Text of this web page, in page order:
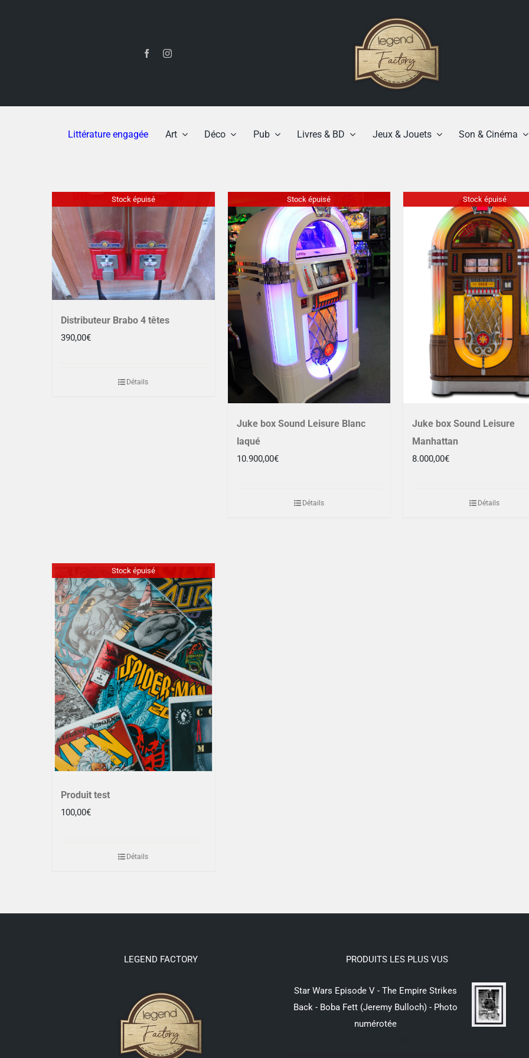
Littérature engagée Art Déco Pub Livres & BD Jeux & Jouets Son & Cinéma
Stock épuisé
Distributeur Brabo 4 têtes
390,00€
Détails
Stock épuisé
Juke box Sound Leisure Blanc
laqué
10.900,00€
Détails
Stock épuisé
Juke box Sound Leisure
Manhattan
8.000,00€
Détails
Stock épuisé
Produit test
100,00€
Détails
LEGEND FACTORY PRODUITS LES PLUS VUS
Star Wars Episode V - The Empire Strikes
Back - Boba Fett (Jeremy Bulloch) - Photo
numérotée